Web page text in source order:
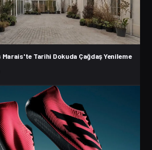
Marais'te Tarihi Dokuda Çağdaş Yenileme